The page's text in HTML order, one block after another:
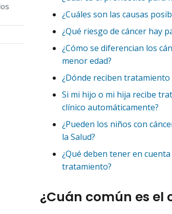
¿Cuáles son las causas
¿Qué riesgo de cáncer hay
¿Cómo se diferencian los
menor edad?
¿Dónde reciben tratamiento
Si mi hijo o mi hija recibe
clínico automáticamente?
¿Pueden los niños con
la Salud?
¿Qué deben tener en
tratamiento?
¿Cuán común es el